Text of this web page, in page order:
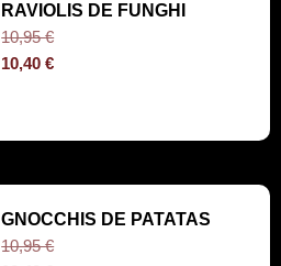
RAVIOLIS DE FUNGHI
10,95€
10,40€
GNOCCHIS DE PATATAS
10,95€